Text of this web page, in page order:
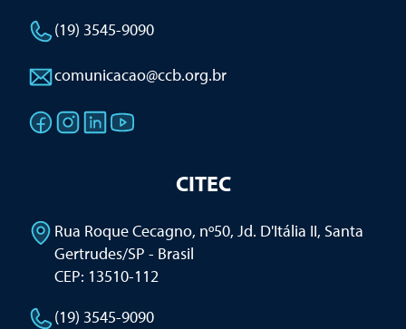
(19) 3545-9090
comunicacao@ccb.org.br
CITEC
Rua Roque Cecagno, nº50, Jd. D'Itália II, Santa
Gertrudes/SP - Brasil
CEP: 13510-112
(19) 3545-9090